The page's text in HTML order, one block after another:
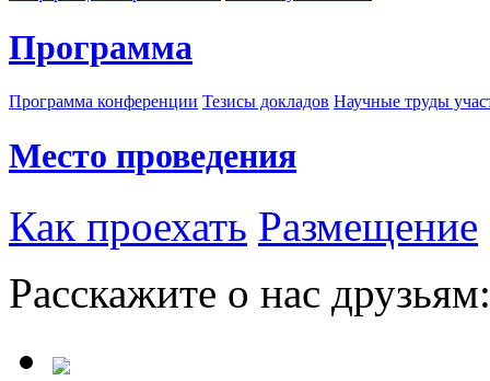
Программа
Программа конференции Тезисы докладов Научные труды
Место проведения
Как проехать Размещение
Расскажите о нас друзьям: